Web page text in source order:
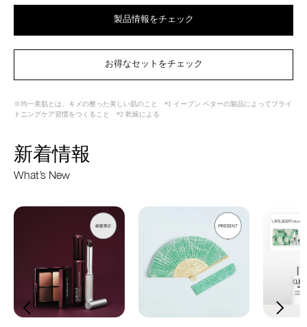
製品情報をチェック
お得なセットをチェック
※均一美肌とは、キメの整った美しい肌のこと *1 イーブン ベターの製品によってブライ
トニングケア習慣をつくること *2 乾燥による
新着情報
What’s New